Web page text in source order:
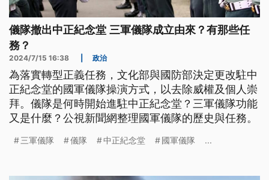
儀隊撤出中正紀念堂 三軍儀隊成立由來？有那些任
務？
2024/7/15 16:38 政治
為落實轉型正義任務，文化部與國防部決定更改駐中
正紀念堂的國軍儀隊操演方式，以去除威權及個人崇
拜。儀隊是何時開始進駐中正紀念堂？三軍儀隊功能
又是什麼？公視新聞網整理國軍儀隊的歷史與任務。
三軍儀隊 儀隊 中正紀念堂 國軍儀隊 ...